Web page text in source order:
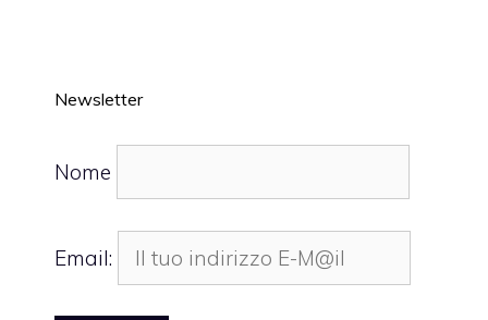
Newsletter
Nome
Email: